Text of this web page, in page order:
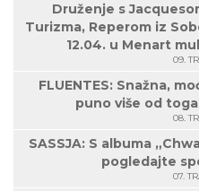
Druženje s
Turizma, Reperom iz
12.04. u Menart
09.
FLUENTES: Snažna,
puno više od
08.
SASSJA: S albuma
pogledajte
07.